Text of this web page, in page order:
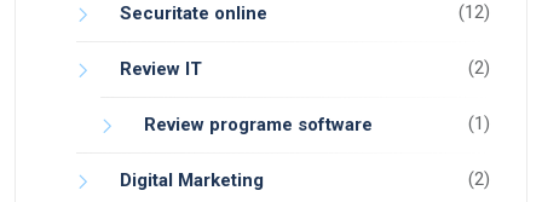
Securitate online (12)
Review IT (2)
Review programe software (1)
Digital Marketing (2)